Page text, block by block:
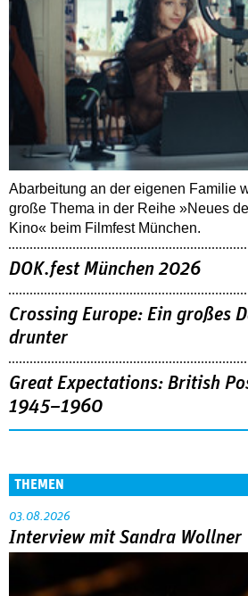
Abarbeitung an der eigenen Familie
große Thema in der Reihe »Neues
Kino« beim Filmfest München.
DOK.fest München 2026
Crossing Europe: Ein großes
drunter
Great Expectations: British
1945–1960
THEMEN
03.08.2026
Interview mit Sandra Wollner